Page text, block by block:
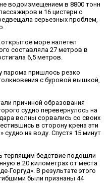
водоизмещением в 8800 тонн
и 16 цистерн с
серьезных проблем,
море налетел
составляла 27 метров в
6,5 метров.
парома пришлось резко
с буровой вышкой,
причиной образования
судно перевернулось на
волны сорвались со своих
в сторону крена эти
судно на воду. Спустя 15 минут
терпящим бедствие подошли
в 20 километрах от места
Горгуд». В результате этого
были признаны 44